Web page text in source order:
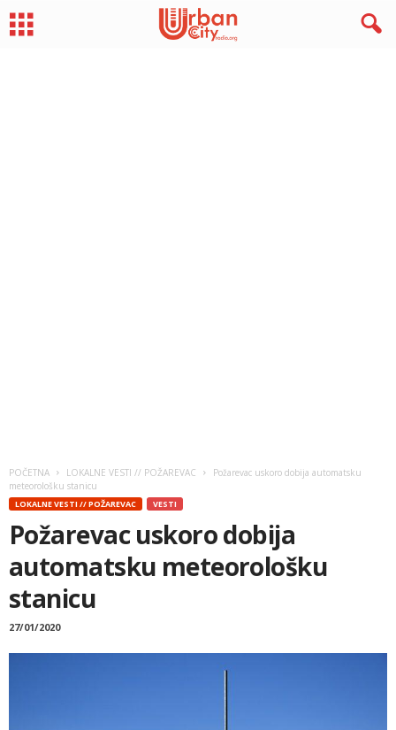
POČETNA LOKALNE VESTI // POŽAREVAC
Požarevac uskoro dobija automatsku
meteorološku stanicu
LOKALNE VESTI // POŽAREVAC VESTI
Požarevac uskoro dobija
automatsku meteorološku
stanicu
27/01/2020